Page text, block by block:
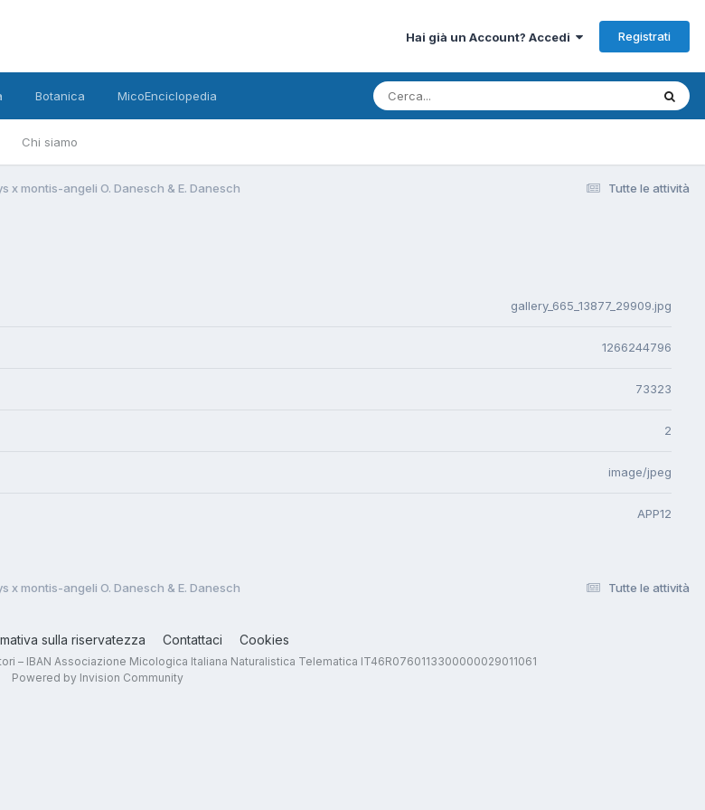
Hai già un Account? Accedi Registrati
Chi siamo
Botanica MicoEnciclopedia
Tutte le attività
x montis-angeli O. Danesch & E. Danesch
gallery_665_13877_29909.jpg
1266244796
73323
2
image/jpeg
APP12
Tutte le attività
x montis-angeli O. Danesch & E. Danesch
sulla riservatezza Contattaci Cookies
– IBAN Associazione Micologica Italiana Naturalistica Telematica IT46R0760113300000029011061
Powered by Invision Community